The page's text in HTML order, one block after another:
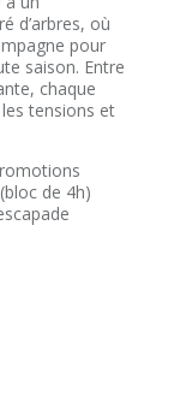
d’arbres, où
pour
saison. Entre
chaque
tensions et
de 4h)